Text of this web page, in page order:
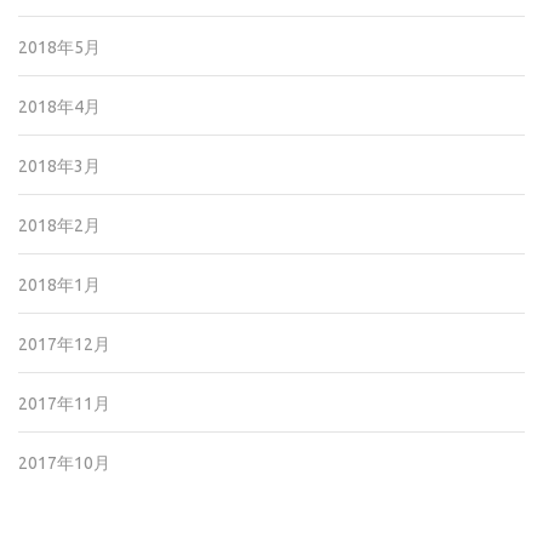
2018年5月
2018年4月
2018年3月
2018年2月
2018年1月
2017年12月
2017年11月
2017年10月